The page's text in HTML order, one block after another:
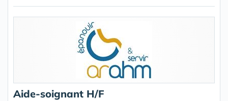
Aide-soignant H/F